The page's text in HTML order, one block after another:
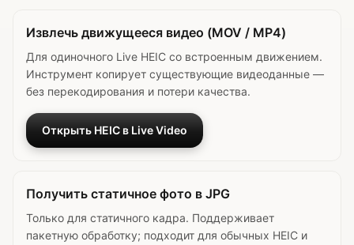
Извлечь движущееся видео (MOV / MP4)
Для одиночного Live HEIC со встроенным движением.
Инструмент копирует существующие видеоданные —
без перекодирования и потери качества.
Открыть HEIC в Live Video
Получить статичное фото в JPG
Только для статичного кадра. Поддерживает
пакетную обработку; подходит для обычных HEIC и